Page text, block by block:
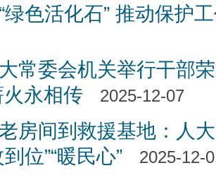
绿色活化石” 推动保护
常委会机关举行干部
永相传
2025-12-07
房间到救援基地：人
到位”“暖民心”
2025-12-